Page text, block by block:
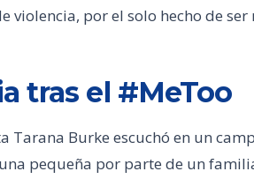
violencia, por el solo hecho de ser
tras el #MeToo
Tarana Burke escuchó en un
pequeña por parte de un